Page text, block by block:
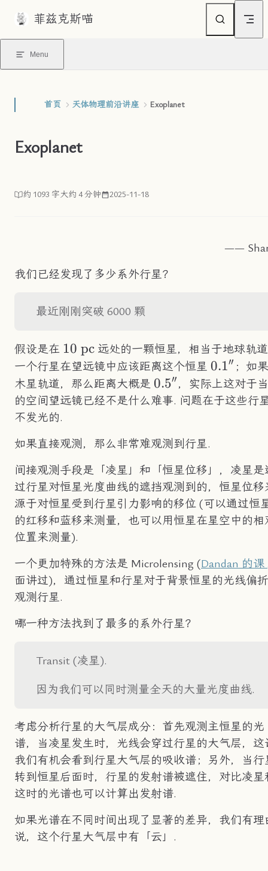
Skip to content
菲兹克斯喵
Menu
首页 天体物理前沿讲座 Exoplanet
Exoplanet
约 1093 字大约 4 分钟 2025-11-18
——
我们已经发现了多少系外行星？
最近刚刚突破 6000 颗
假设是在 10\text{
pc}
10 pc 远处的一颗恒星，相当于地球轨
一个行星在望远镜中应该距离这个恒星 0.1''
0.1′′ ；如
木星轨道，那么距离大概是 0.5''
0.5′′ ，实际上这对于
的空间望远镜已经不是什么难事. 问题在于这些行
不发光的.
如果直接观测，那么非常难观测到行星.
间接观测手段是「凌星」和「恒星位移」，凌星是
过行星对恒星光度曲线的遮挡观测到的，恒星位移
源于对恒星受到行星引力影响的移位 (可以通过恒
的红移和蓝移来测量，也可以用恒星在星空中的相
位置来测量).
一个更加特殊的方法是 Microlensing (Dandan 的课
面讲过)，通过恒星和行星对于背景恒星的光线偏
观测行星.
哪一种方法找到了最多的系外行星？
Transit (凌星).
因为我们可以同时测量全天的大量光度曲线.
考虑分析行星的大气层成分：首先观测主恒星的光
谱，当凌星发生时，光线会穿过行星的大气层，这
我们有机会看到行星大气层的吸收谱；另外，当行
转到恒星后面时，行星的发射谱被遮住，对比凌星
这时的光谱也可以计算出发射谱.
如果光谱在不同时间出现了显著的差异，我们有理
说，这个行星大气层中有「云」.